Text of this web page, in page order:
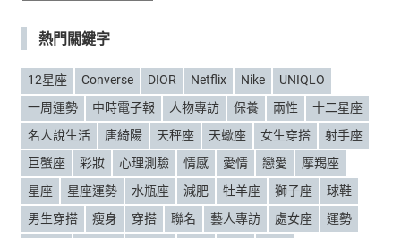
熱門關鍵字
12星座 Converse DIOR Netflix Nike
UNIQLO
一周運勢
中時電子報 人物專訪 保養 兩性
十二星座
名人說生活
唐綺陽 天秤座 天蠍座 女生穿搭
射手座
巨蟹座
彩妝 心理測驗 情感 愛情 戀愛
摩羯座
星座
星座運勢 水瓶座 減肥 牡羊座 獅子座
球鞋
男生穿搭
瘦身 穿搭 聯名 藝人專訪 處女座
運勢